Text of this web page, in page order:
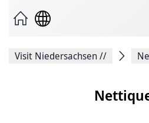
Facebook
Visit Niedersachsen//